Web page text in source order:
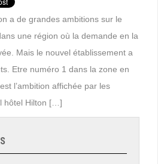
a de grandes ambitions sur le
une région où la demande en la
Mais le nouvel établissement a
Etre numéro 1 dans la zone en
l’ambition affichée par les
hôtel Hilton […]